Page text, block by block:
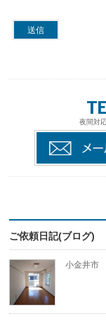
夜間対
ご依頼日記(ブログ)
小金井市